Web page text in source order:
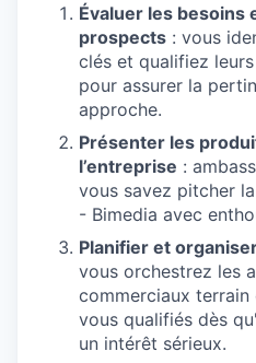
Évaluer les besoins
prospects : vous
clés et qualifiez
pour assurer la
approche.
Présenter les
l’entreprise :
vous savez pitcher
- Bimedia avec
Planifier et
vous orchestrez les
commerciaux
vous qualifiés dès
un intérêt sérieux.